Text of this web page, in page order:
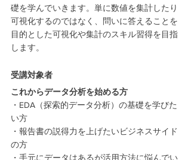
礎を学んでいきます。単に数値を集計したり
可視化するのではなく、問いに答えることを
目的とした可視化や集計のスキル習得を目指
します。
受講対象者
これからデータ分析を始める方
・EDA（探索的データ分析）の基礎を学びた
い方
・報告書の説得力を上げたいビジネスサイド
の方
・手元にデータはあるが活用方法に悩んでい